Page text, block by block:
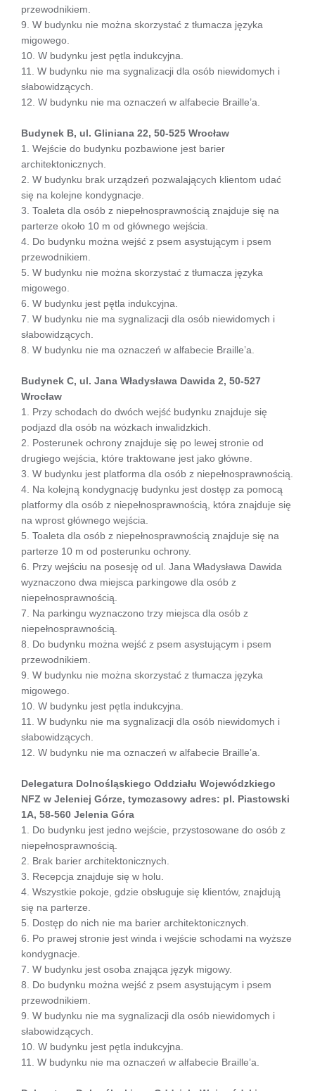
przewodnikiem.
9. W budynku nie można skorzystać z tłumacza języka
migowego.
10. W budynku jest pętla indukcyjna.
11. W budynku nie ma sygnalizacji dla osób niewidomych i
słabowidzących.
12. W budynku nie ma oznaczeń w alfabecie Braille’a.
Budynek B, ul. Gliniana 22, 50-525 Wrocław
1. Wejście do budynku pozbawione jest barier
architektonicznych.
2. W budynku brak urządzeń pozwalających klientom udać
się na kolejne kondygnacje.
3. Toaleta dla osób z niepełnosprawnością znajduje się na
parterze około 10 m od głównego wejścia.
4. Do budynku można wejść z psem asystującym i psem
przewodnikiem.
5. W budynku nie można skorzystać z tłumacza języka
migowego.
6. W budynku jest pętla indukcyjna.
7. W budynku nie ma sygnalizacji dla osób niewidomych i
słabowidzących.
8. W budynku nie ma oznaczeń w alfabecie Braille’a.
Budynek C, ul. Jana Władysława Dawida 2, 50-527
Wrocław
1. Przy schodach do dwóch wejść budynku znajduje się
podjazd dla osób na wózkach inwalidzkich.
2. Posterunek ochrony znajduje się po lewej stronie od
drugiego wejścia, które traktowane jest jako główne.
3. W budynku jest platforma dla osób z niepełnosprawnością.
4. Na kolejną kondygnację budynku jest dostęp za pomocą
platformy dla osób z niepełnosprawnością, która znajduje się
na wprost głównego wejścia.
5. Toaleta dla osób z niepełnosprawnością znajduje się na
parterze 10 m od posterunku ochrony.
6. Przy wejściu na posesję od ul. Jana Władysława Dawida
wyznaczono dwa miejsca parkingowe dla osób z
niepełnosprawnością.
7. Na parkingu wyznaczono trzy miejsca dla osób z
niepełnosprawnością.
8. Do budynku można wejść z psem asystującym i psem
przewodnikiem.
9. W budynku nie można skorzystać z tłumacza języka
migowego.
10. W budynku jest pętla indukcyjna.
11. W budynku nie ma sygnalizacji dla osób niewidomych i
słabowidzących.
12. W budynku nie ma oznaczeń w alfabecie Braille’a.
Delegatura Dolnośląskiego Oddziału Wojewódzkiego
NFZ w Jeleniej Górze, tymczasowy adres: pl. Piastowski
1A, 58-560 Jelenia Góra
1. Do budynku jest jedno wejście, przystosowane do osób z
niepełnosprawnością.
2. Brak barier architektonicznych.
3. Recepcja znajduje się w holu.
4. Wszystkie pokoje, gdzie obsługuje się klientów, znajdują
się na parterze.
5. Dostęp do nich nie ma barier architektonicznych.
6. Po prawej stronie jest winda i wejście schodami na wyższe
kondygnacje.
7. W budynku jest osoba znająca język migowy.
8. Do budynku można wejść z psem asystującym i psem
przewodnikiem.
9. W budynku nie ma sygnalizacji dla osób niewidomych i
słabowidzących.
10. W budynku jest pętla indukcyjna.
11. W budynku nie ma oznaczeń w alfabecie Braille’a.